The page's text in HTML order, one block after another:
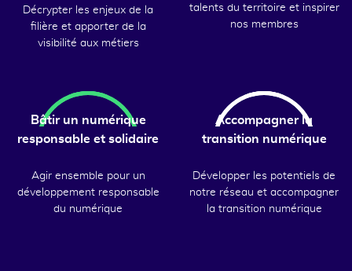
Décrypter les enjeux de la
filière et apporter de la
visibilité aux métiers
talents du territoire et inspirer
nos membres
Bâtir un numérique
responsable et solidaire
Agir ensemble pour un
développement responsable
du numérique
Accompagner la
transition numérique
Développer les potentiels de
notre réseau et accompagner
la transition numérique